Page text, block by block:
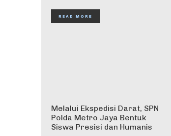
READ MORE
Melalui Ekspedisi Darat, SPN
Polda Metro Jaya Bentuk
Siswa Presisi dan Humanis